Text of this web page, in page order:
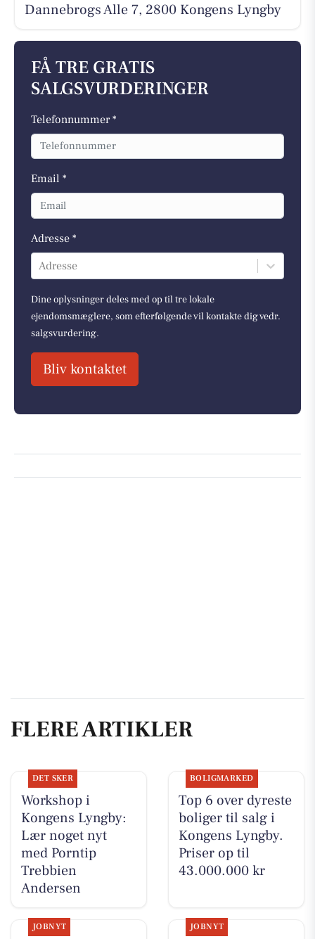
Dannebrogs Alle 7, 2800 Kongens Lyngby
FÅ TRE GRATIS
SALGSVURDERINGER
Telefonnummer *
Email *
Adresse *
Adresse
Dine oplysninger deles med op til tre lokale
ejendomsmæglere, som efterfølgende vil kontakte dig vedr.
salgsvurdering.
Bliv kontaktet
FLERE ARTIKLER
DET SKER
Workshop i
Kongens Lyngby:
Lær noget nyt
med Porntip
Trebbien
Andersen
BOLIGMARKED
Top 6 over dyreste
boliger til salg i
Kongens Lyngby.
Priser op til
43.000.000 kr
JOBNYT JOBNYT